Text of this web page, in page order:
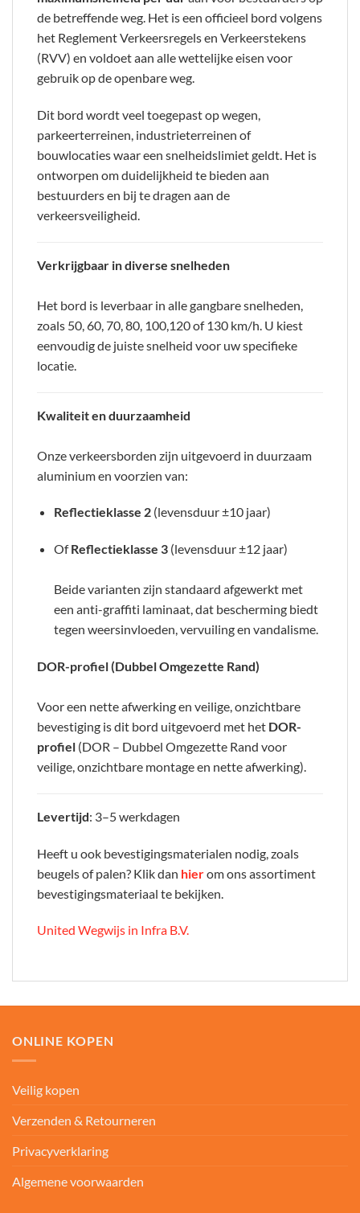
de betreffende weg. Het is een officieel bord volgens
het Reglement Verkeersregels en Verkeerstekens
(RVV) en voldoet aan alle wettelijke eisen voor
gebruik op de openbare weg.
Dit bord wordt veel toegepast op wegen,
parkeerterreinen, industrieterreinen of
bouwlocaties waar een snelheidslimiet geldt. Het is
ontworpen om duidelijkheid te bieden aan
bestuurders en bij te dragen aan de
verkeersveiligheid.
Verkrijgbaar in diverse snelheden
Het bord is leverbaar in alle gangbare snelheden,
zoals 50, 60, 70, 80, 100,120 of 130 km/h. U kiest
eenvoudig de juiste snelheid voor uw specifieke
locatie.
Kwaliteit en duurzaamheid
Onze verkeersborden zijn uitgevoerd in duurzaam
aluminium en voorzien van:
Reflectieklasse 2(levensduur ±10 jaar)
OfReflectieklasse 3(levensduur ±12 jaar)
Beide varianten zijn standaard afgewerkt met
een anti-graffiti laminaat, dat bescherming biedt
tegen weersinvloeden, vervuiling en vandalisme.
DOR-profiel (Dubbel Omgezette Rand)
Voor een nette afwerking en veilige, onzichtbare
bevestiging is dit bord uitgevoerd met het DOR-
profiel (DOR – Dubbel Omgezette Rand voor
veilige, onzichtbare montage en nette afwerking).
Levertijd: 3–5 werkdagen
Heeft u ook bevestigingsmaterialen nodig, zoals
beugels of palen? Klik dan hierom ons assortiment
bevestigingsmateriaal te bekijken.
United Wegwijs in Infra B.V.
ONLINE KOPEN
Veilig kopen
Verzenden & Retourneren
Privacyverklaring
Algemene voorwaarden